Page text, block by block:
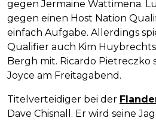
gegen Jermaine Wattimena.
gegen einen Host Nation
einfach Aufgabe. Allerdings
Qualifier auch Kim
Bergh mit. Ricardo Pietreczko
Joyce am Freitagabend.
Titelverteidiger bei der
Dave Chisnall. Er wird seine